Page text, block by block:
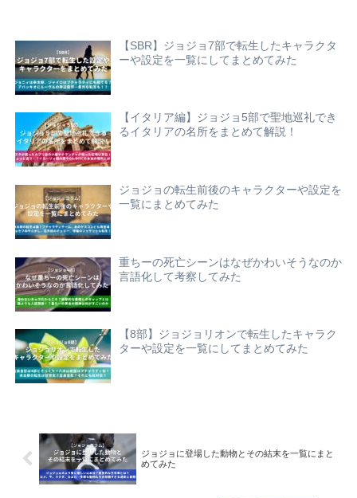
【SBR】ジョジョ7部で転生したキャラクタ
ーや設定を一覧にしてまとめてみた
【イタリア編】ジョジョ5部で聖地巡礼でき
るイタリアの名所をまとめて解説！
ジョジョの転生前後のキャラクターや設定を
一覧にまとめてみた
重ちーの死亡シーンはなぜかわいそうなのか
言語化して考察してみた
【8部】ジョジョリオンで転生したキャラク
ターや設定を一覧にしてまとめてみた
ジョジョに登場した動物とその結末を一覧にまと
めてみた